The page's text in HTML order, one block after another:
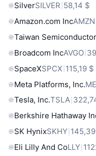
SilverSILVER 58,14 $
Amazon.com IncAMZN
Taiwan
Broadcom IncAVGO
SpaceXSPCX 115,19 $
Meta Platforms, Inc.
Tesla, Inc.TSLA
Berkshire Hathaway
SK HynixSKHY
Eli Lilly And CoLLY